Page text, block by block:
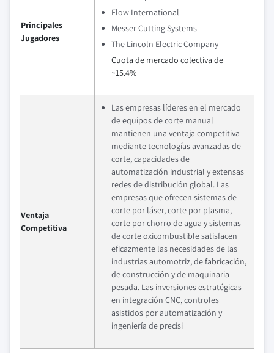
Principales
Jugadores
Flow International
Messer Cutting Systems
The Lincoln Electric Company
Cuota de mercado colectiva de
~15.4%
Ventaja
Competitiva
Las empresas líderes en el mercado
de equipos de corte manual
mantienen una ventaja competitiva
mediante tecnologías avanzadas de
corte, capacidades de
automatización industrial y extensas
redes de distribución global. Las
empresas que ofrecen sistemas de
corte por láser, corte por plasma,
corte por chorro de agua y sistemas
de corte oxicombustible satisfacen
eficazmente las necesidades de las
industrias automotriz, de fabricación,
de construcción y de maquinaria
pesada. Las inversiones estratégicas
en integración CNC, controles
asistidos por automatización y
ingeniería de precisi